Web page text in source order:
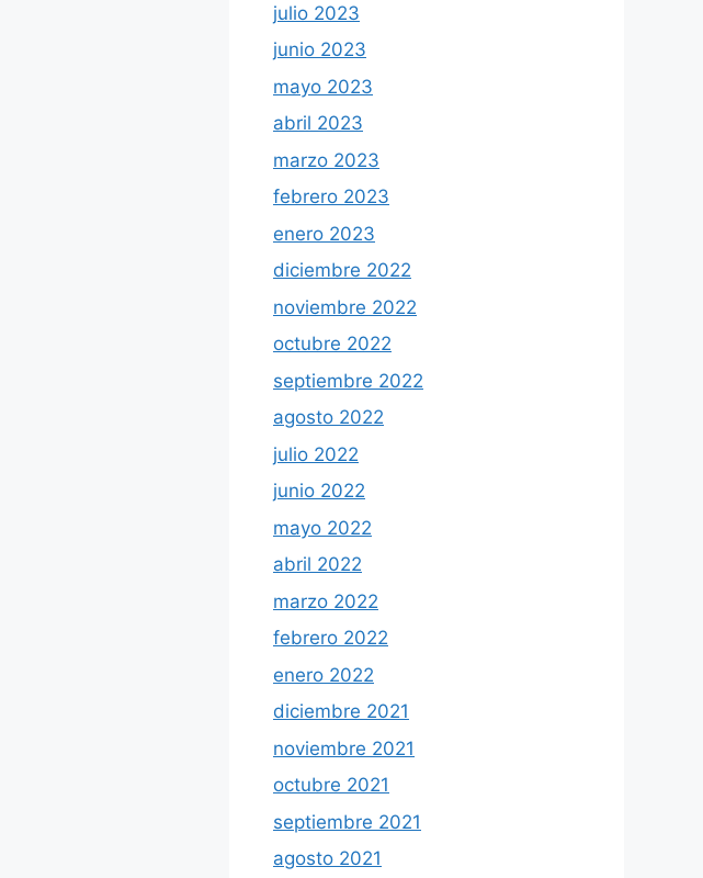
julio 2023
junio 2023
mayo 2023
abril 2023
marzo 2023
febrero 2023
enero 2023
diciembre 2022
noviembre 2022
octubre 2022
septiembre 2022
agosto 2022
julio 2022
junio 2022
mayo 2022
abril 2022
marzo 2022
febrero 2022
enero 2022
diciembre 2021
noviembre 2021
octubre 2021
septiembre 2021
agosto 2021